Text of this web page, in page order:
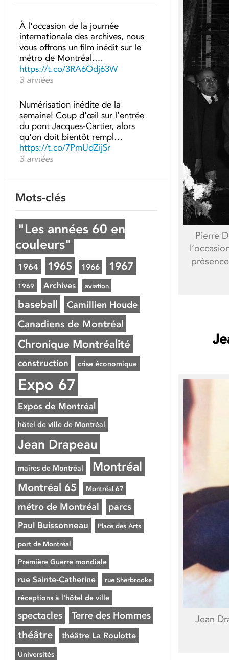
Pierre
Jean
À l'occasion de la journée
internationale des archives, nous
vous offrons un film inédit sur le
métro de Montréal.…
https://t.co/3RA6Odj63W
3 années
Numérisation inédite de la
semaine! Coup d’œil sur l’entrée
du pont Jacques-Cartier, alors
qu'on doit bientôt rempl…
https://t.co/7PmUdZijSr
3 années
Mots-clés
"Les années 60 en
couleurs"
1964 1965 1966 1967
1969 Archives aviation
baseball Camillien Houde
Canadiens de Montréal
Chronique Montréalité
construction crise économique
Expo 67
Expos de Montréal
hôtel de ville de Montréal
Jean Drapeau
maires de Montréal Montréal
Montréal 65 Montréal 67
métro de Montréal parcs
Paul Buissonneau Place des Arts
port de Montréal
Première Guerre mondiale
rue Sainte-Catherine rue Sherbrooke
réceptions à l'hôtel de ville
spectacles Terre des Hommes
théâtre théâtre La Roulotte
Universités